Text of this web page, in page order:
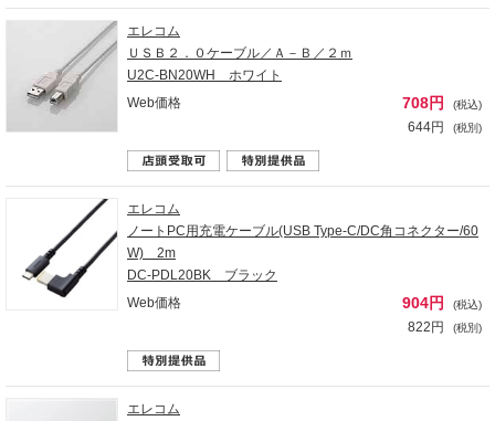
エレコム
ＵＳＢ２．０ケーブル／Ａ－Ｂ／２ｍ
U2C-BN20WH ホワイト
Web価格
708円 (税込)
644円 (税別)
エレコム
ノートPC用充電ケーブル(USB Type-C/DC角コネクター/60
W) 2m
DC-PDL20BK ブラック
Web価格
904円 (税込)
822円 (税別)
エレコム